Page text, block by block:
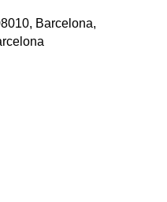
Barcelona,